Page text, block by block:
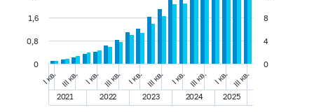
I кв.
2021
III кв. I кв.
2022
III кв. I кв.
2023
III кв. I кв.
2024
III кв. I кв.
2025
III кв.
0
0,8
1,6
0
4
8